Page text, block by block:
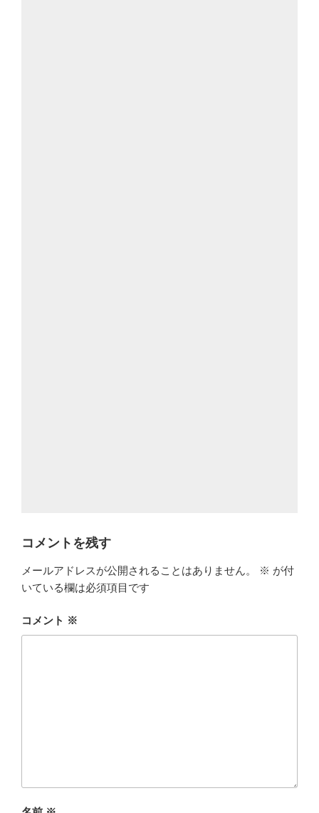
コメントを残す
メールアドレスが公開されることはありません。 ※ が付
いている欄は必須項目です
コメント ※